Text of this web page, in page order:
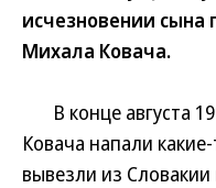
исчезновении сына
Михала Ковача.
В конце августа
Ковача напали
вывезли из